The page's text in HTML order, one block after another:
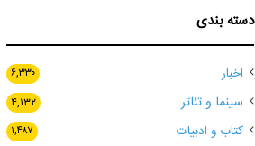
دسته بندی
اخبار ۶,۳۳۰
سینما و تئاتر ۴,۱۳۲
کتاب و ادبیات ۱,۴۸۷